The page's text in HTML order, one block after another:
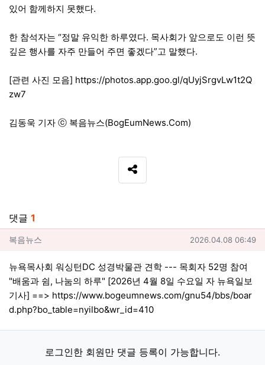
있어 함께하지 못했다.
한 참석자는 “정말 유익한 하루였다. 목사회가 앞으로도 이런 뜻
깊은 행사를 자주 만들어 주면 좋겠다”고 말했다.
[관련 사진 모음] https://photos.app.goo.gl/qUyjSrgvLw1t2Q
zw7
김동욱 기자 ⓒ 복음뉴스(BogEumNews.Com)
SNS 공유
댓글 1
복음뉴스님의 댓글
복음뉴스 작성일
2026.04.08 06:49
뉴욕목사회 워싱턴DC 성경박물관 견학 --- 목회자 52명 참여
"배움과 쉼, 나눔의 하루" [2026년 4월 8일 수요일 자 뉴욕일보
기사] ==> https://www.bogeumnews.com/gnu54/bbs/boar
d.php?bo_table=nyilbo&wr_id=410
로그인한 회원만 댓글 등록이 가능합니다.